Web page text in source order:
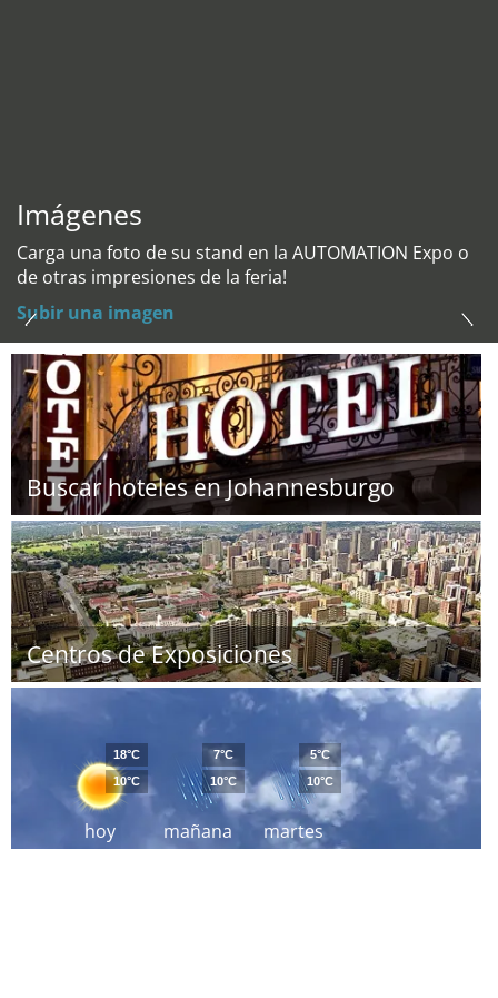
Imágenes
Carga una foto de su stand en la AUTOMATION Expo o
de otras impresiones de la feria!
Subir una imagen
Buscar hoteles en Johannesburgo
Centros de Exposiciones
hoy
18°C
10°C
mañana
7°C
10°C
martes
5°C
10°C